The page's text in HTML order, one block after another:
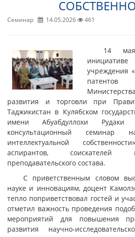
Семинар 14.05.2026 461
14
учреждения
развития и торговли при
Таджикистан в Кулябском
имени Абуабдуллохи Рудаки
консультационный
интеллектуальной
аспирантов, соискателей
преподавательского состава.
С приветственным словом
науке и инновациям, доцент
тепло поприветствовал гостей и
отметил важность проведения
мероприятий для повышения
развития научно-